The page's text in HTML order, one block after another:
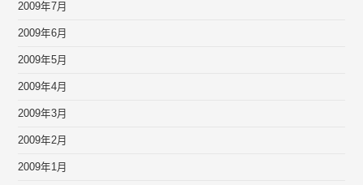
2009年7月
2009年6月
2009年5月
2009年4月
2009年3月
2009年2月
2009年1月